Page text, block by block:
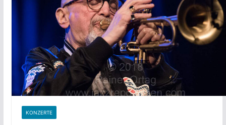
KONZERTE